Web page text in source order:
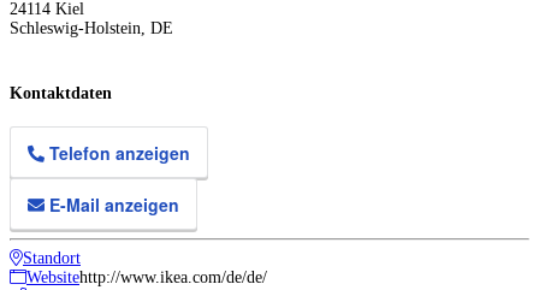
24114 Kiel
Schleswig-Holstein DE
Kontaktdaten
Telefon anzeigen
E-Mail anzeigen
Standort
Websitehttp://www.ikea.com/de/de/